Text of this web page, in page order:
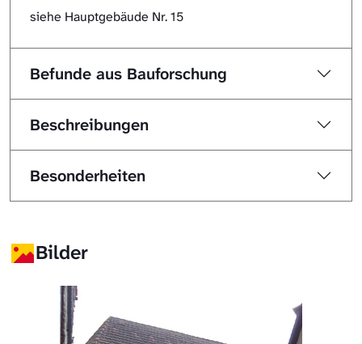
siehe Hauptgebäude Nr. 15
Befunde aus Bauforschung
Beschreibungen
Besonderheiten
Bilder